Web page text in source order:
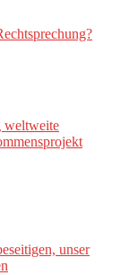
weltweite
unser